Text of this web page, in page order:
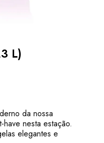
L)
da nossa
have nesta estação.
elegantes e